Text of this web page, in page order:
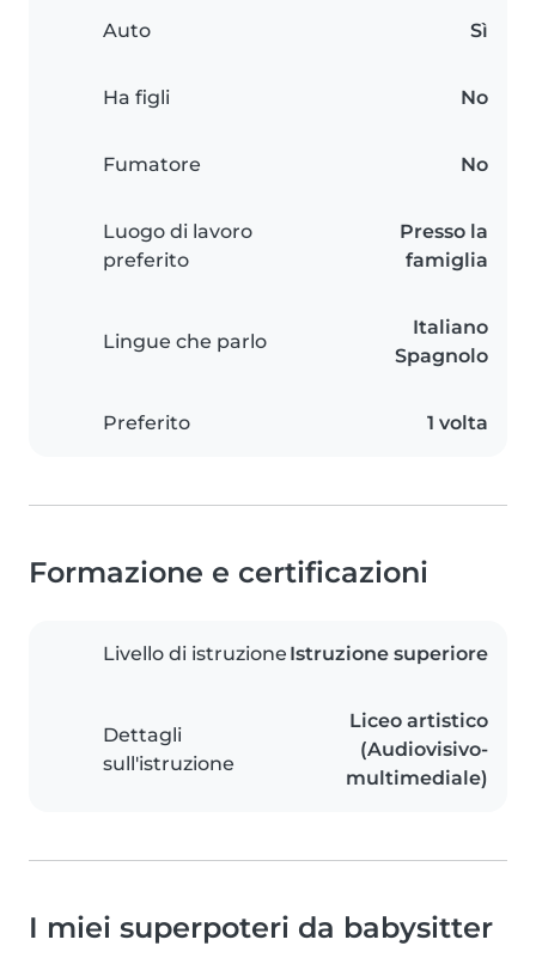
Auto Sì
Ha figli No
Fumatore No
Luogo di lavoro
preferito
Presso la
famiglia
Lingue che parlo
Italiano
Spagnolo
Preferito 1 volta
Formazione e certificazioni
Livello di istruzione Istruzione superiore
Dettagli
sull'istruzione
Liceo artistico
(Audiovisivo-
multimediale)
I miei superpoteri da babysitter